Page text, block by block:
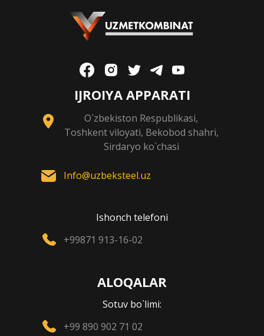
IJROIYA APPARATI
O`zbekiston Respublikasi,
Toshkent viloyati, Bekobod shahri,
Sirdaryo ko`chasi
Info@uzbeksteel.uz
Ishonch telefoni
+99871 913-16-02
ALOQALAR
Sotuv bo`limi:
+99 890 902 71 02